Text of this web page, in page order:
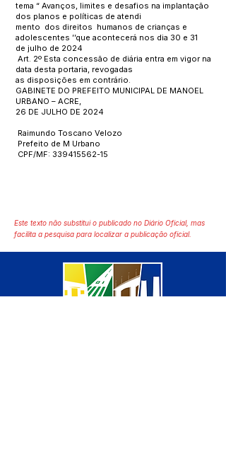
tema “ Avanços, limites e desafios na implantação
dos planos e políticas de atendi
mento dos direitos humanos de crianças e
adolescentes ’’que acontecerá nos dia 30 e 31
de julho de 2024
Art. 2º Esta concessão de diária entra em vigor na
data desta portaria, revogadas
as disposições em contrário.
GABINETE DO PREFEITO MUNICIPAL DE MANOEL
URBANO – ACRE,
26 DE JULHO DE 2024
Raimundo Toscano Velozo
Prefeito de M Urbano
CPF/MF: 339415562-15
Este texto não substitui o publicado no Diário Oficial, mas
facilita a pesquisa para localizar a publicação oficial.